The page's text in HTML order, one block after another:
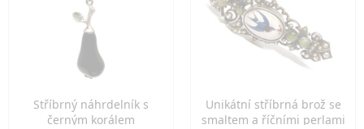
Stříbrný náhrdelník s
černým korálem
Unikátní stříbrná brož se
smaltem a říčními perlami